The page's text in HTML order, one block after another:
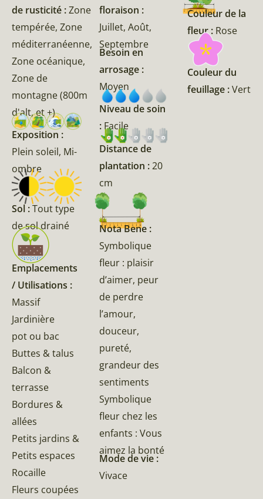
de rusticité :Zone
tempérée, Zone
méditerranéenne,
Zone océanique,
Zone de
montagne (800m
d'alt, et +)
Exposition :
Plein soleil, Mi-
ombre
Sol :Tout type
de sol drainé
Emplacements
/ Utilisations :
Massif
Jardinière
pot ou bac
Buttes & talus
Balcon &
terrasse
Bordures &
allées
Petits jardins &
Petits espaces
Rocaille
Fleurs coupées
floraison :
Juillet, Août,
Septembre
Besoin en
arrosage :
Moyen
Niveau de soin
: Facile
Distance de
plantation :20
cm
Nota Bene :
Symbolique
fleur : plaisir
d’aimer, peur
de perdre
l’amour,
douceur,
pureté,
grandeur des
sentiments
Symbolique
fleur chez les
enfants : Vous
aimez la bonté
Mode de vie :
Vivace
Couleur de la
fleur : Rose
Couleur du
feuillage :Vert